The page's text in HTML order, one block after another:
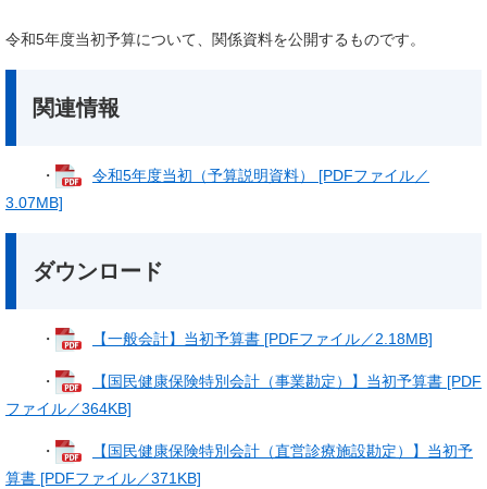
令和5年度当初予算について、関係資料を公開するものです。
関連情報
・
令和5年度当初（予算説明資料） [PDFファイル／
3.07MB]
ダウンロード
・ 【一般会計】当初予算書 [PDFファイル／2.18MB]
・
【国民健康保険特別会計（事業勘定）】当初予算書 [PDF
ファイル／364KB]
・
【国民健康保険特別会計（直営診療施設勘定）】当初予
算書 [PDFファイル／371KB]